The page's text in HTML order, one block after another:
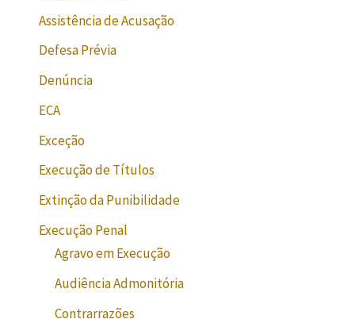
Assistência de Acusação
Defesa Prévia
Denúncia
ECA
Exceção
Execução de Títulos
Extinção da Punibilidade
Execução Penal
Agravo em Execução
Audiência Admonitória
Contrarrazões